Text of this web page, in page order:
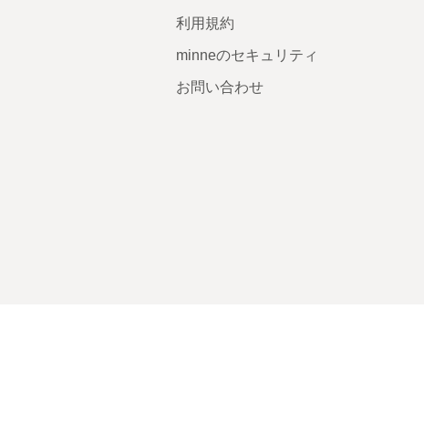
利用規約
minneのセキュリティ
お問い合わせ